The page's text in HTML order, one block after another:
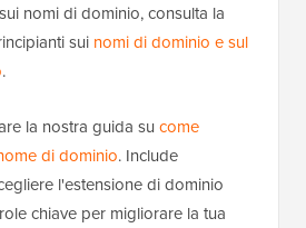
nomi di dominio, consulta la
sui nomi di dominio e sul
.
la nostra guida su come
di dominio. Include
l'estensione di dominio
chiave per migliorare la tua